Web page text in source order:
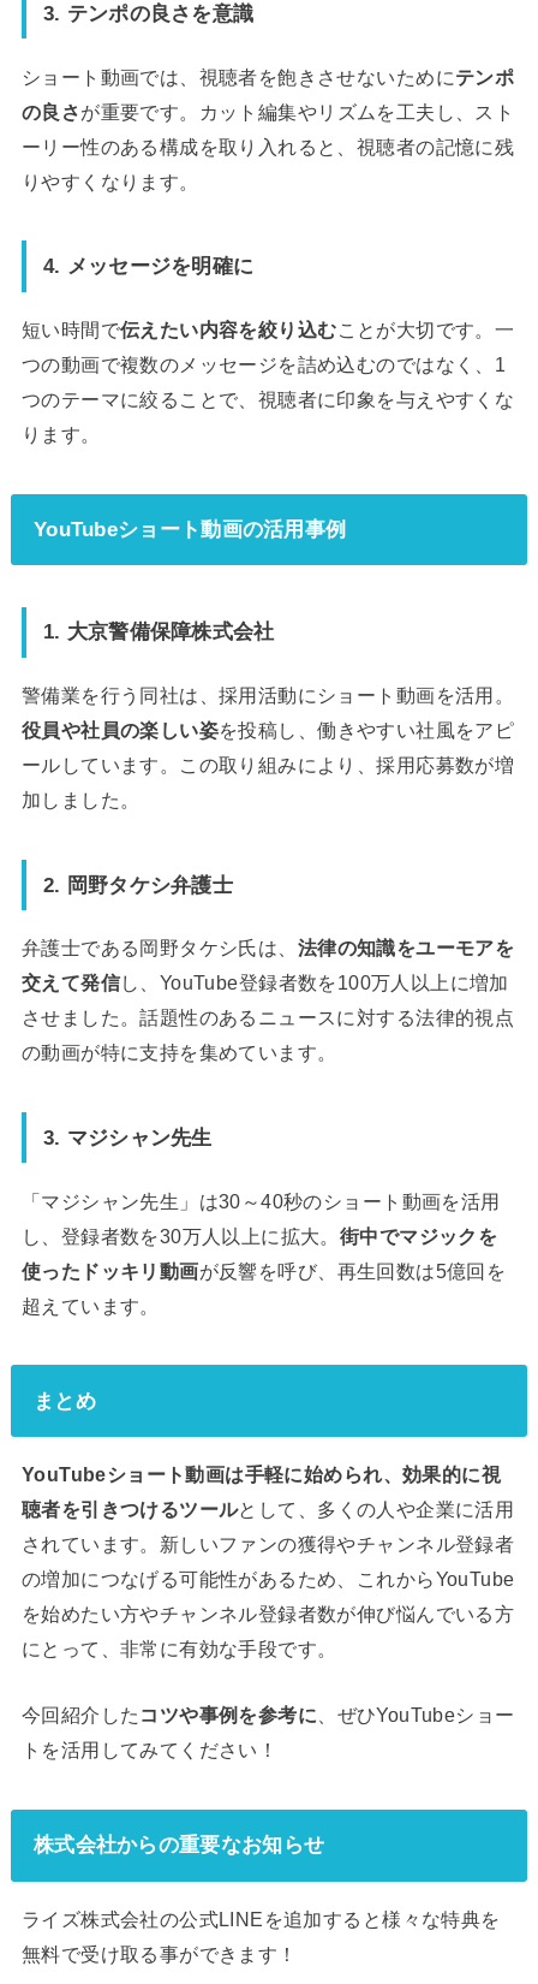
3. テンポの良さを意識
ショート動画では、視聴者を飽きさせないためにテンポ
の良さが重要です。カット編集やリズムを工夫し、スト
ーリー性のある構成を取り入れると、視聴者の記憶に残
りやすくなります。
4. メッセージを明確に
短い時間で伝えたい内容を絞り込むことが大切です。一
つの動画で複数のメッセージを詰め込むのではなく、1
つのテーマに絞ることで、視聴者に印象を与えやすくな
ります。
YouTubeショート動画の活用事例
1. 大京警備保障株式会社
警備業を行う同社は、採用活動にショート動画を活用。
役員や社員の楽しい姿を投稿し、働きやすい社風をアピ
ールしています。この取り組みにより、採用応募数が増
加しました。
2. 岡野タケシ弁護士
弁護士である岡野タケシ氏は、 法律の知識をユーモアを
交えて発信し、YouTube登録者数を100万人以上に増加
させました。話題性のあるニュースに対する法律的視点
の動画が特に支持を集めています。
3. マジシャン先生
「マジシャン先生」は30～40秒のショート動画を活用
し、登録者数を30万人以上に拡大。 街中でマジックを
使ったドッキリ動画が反響を呼び、再生回数は5億回を
超えています。
まとめ
YouTubeショート動画は手軽に始められ、効果的に視
聴者を引きつけるツールとして、多くの人や企業に活用
されています。新しいファンの獲得やチャンネル登録者
の増加につなげる可能性があるため、これからYouTube
を始めたい方やチャンネル登録者数が伸び悩んでいる方
にとって、非常に有効な手段です。
今回紹介した コツや事例を参考に 、ぜひYouTubeショー
トを活用してみてください！
株式会社からの重要なお知らせ
ライズ株式会社の公式LINEを追加すると様々な特典を
無料で受け取る事ができます！